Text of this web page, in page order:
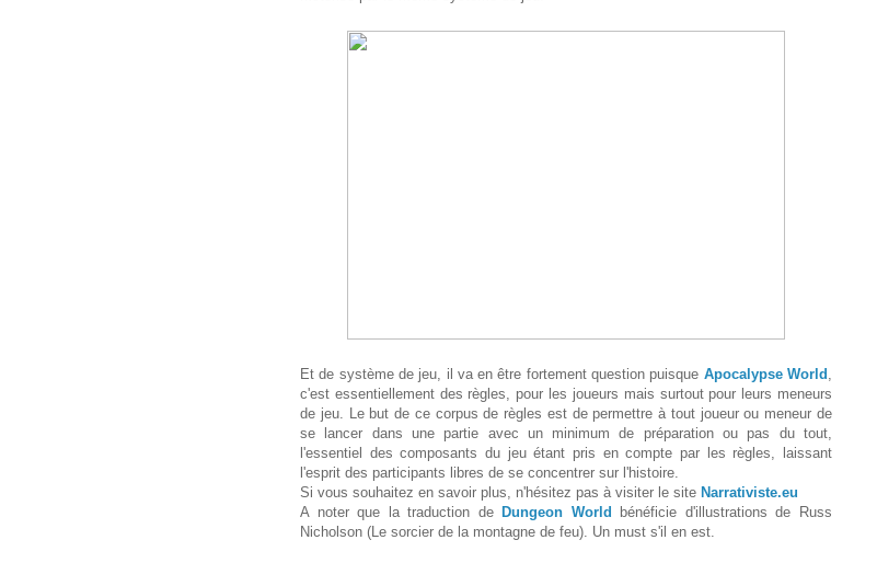
Et de système de jeu, il va en être fortement question puisque Apocalypse World
c'est essentiellement des règles, pour les joueurs mais surtout pour leurs meneurs
de jeu. Le but de ce corpus de règles est de permettre à tout joueur ou meneur de
se lancer dans une partie avec un minimum de préparation ou pas du tout,
l'essentiel des composants du jeu étant pris en compte par les règles, laissant
l'esprit des participants libres de se concentrer sur l'histoire.
Si vous souhaitez en savoir plus, n'hésitez pas à visiter le site Narrativiste.eu
A noter que la traduction deDungeon World bénéficie d'illustrations de Russ
Nicholson (Le sorcier de la montagne de feu). Un must s'il en est.